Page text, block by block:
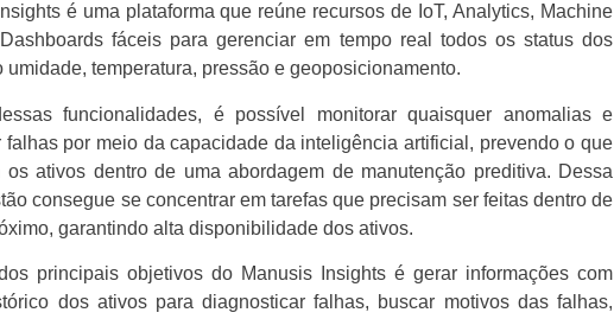
é uma plataforma que reúne recursos de IoT, Analytics, Machine
fáceis para gerenciar em tempo real todos os status dos
umidade, temperatura, pressão e geoposicionamento.
funcionalidades, é possível monitorar quaisquer anomalias e
falhas por meio da capacidade da inteligência artificial, prevendo o que
os ativos dentro de uma abordagem de manutenção preditiva. Dessa
consegue se concentrar em tarefas que precisam ser feitas dentro de
garantindo alta disponibilidade dos ativos.
principais objetivos do Manusis Insights é gerar informações com
dos ativos para diagnosticar falhas, buscar motivos das falhas,